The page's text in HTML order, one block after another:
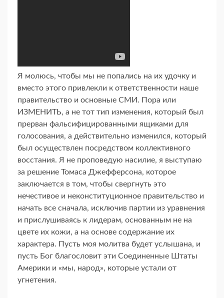
Я молюсь, чтобы мы не попались на их удочку и
вместо этого привлекли к ответственности наше
правительство и основные СМИ. Пора или
ИЗМЕНИТЬ, а не тот тип изменения, который был
прерван фальсифицированными ящиками для
голосования, а действительно изменился, который
был осуществлен посредством коллективного
восстания. Я не проповедую насилие, я выступаю
за решение Томаса Джефферсона, которое
заключается в том, чтобы свергнуть это
нечестивое и неконституционное правительство и
начать все сначала, исключив партии из уравнения
и прислушиваясь к лидерам, основанным не на
цвете их кожи, а на основе содержание их
характера. Пусть моя молитва будет услышана, и
пусть Бог благословит эти Соединенные Штаты
Америки и «мы, народ», которые устали от
угнетения.